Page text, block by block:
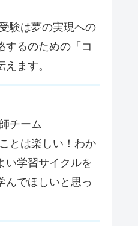
験は夢の実現への
するのための「コ
ます。
チーム
とは楽しい！わか
学習サイクルを
んでほしいと思っ